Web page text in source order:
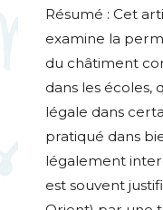
Résumé : Cet
examine la
du châtiment
dans les écoles,
légale dans
pratiqué dans
légalement
est souvent